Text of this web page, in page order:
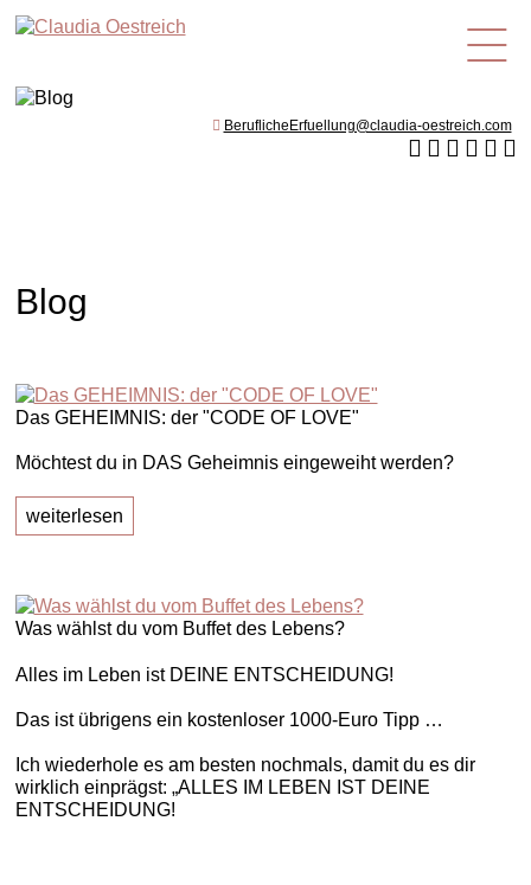
de
BeruflicheErfuellung@claudia-oestreich.com
Blog
Das GEHEIMNIS: der "CODE OF LOVE"
Möchtest du in DAS Geheimnis eingeweiht werden?
weiterlesen
Was wählst du vom Buffet des Lebens?
Alles im Leben ist DEINE ENTSCHEIDUNG!
Das ist übrigens ein kostenloser 1000-Euro Tipp …
Ich wiederhole es am besten nochmals, damit du es dir
wirklich einprägst: „ALLES IM LEBEN IST DEINE
ENTSCHEIDUNG!